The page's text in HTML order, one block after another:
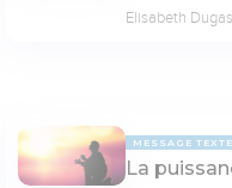
Elisabeth Dugas
MESSAGE TEXTE
La